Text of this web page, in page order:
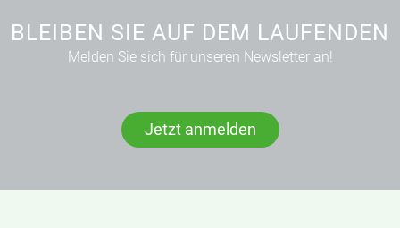
BLEIBEN SIE AUF DEM LAUFENDEN
Melden Sie sich für unseren Newsletter an!
Jetzt anmelden